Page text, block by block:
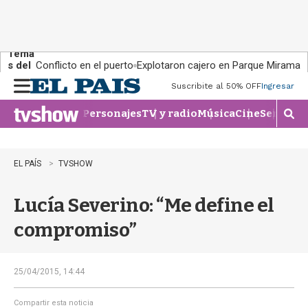
Tema
s del
día:
Conflicto en el puerto Explotaron cajero en Parque Miramar
n
u
Suscribite al 50% OFFIngresar
PersonajesTV y radioMúsicaCineSeries
M
o
e
EL PAÍS TVSHOW
Lucía Severino: “Me define el
compromiso”
25/04/2015, 14:44
Compartir esta noticia